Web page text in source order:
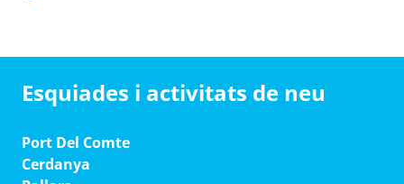
Esquiades i activitats de neu
Port Del Comte
Cerdanya